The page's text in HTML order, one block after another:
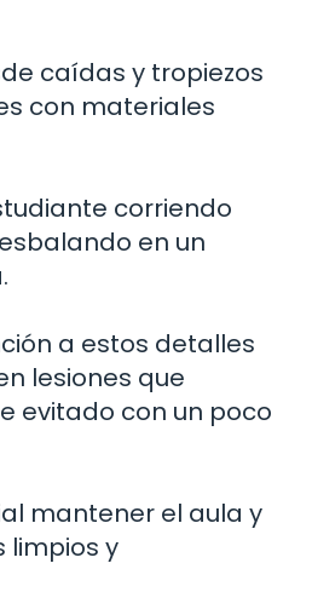
caídas y tropiezos
con materiales
corriendo
en un
a estos detalles
lesiones que
evitado con un poco
mantener el aula y
limpios y